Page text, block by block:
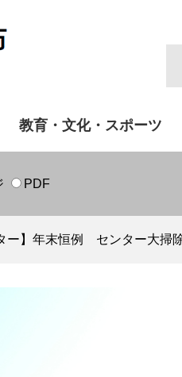
教育・文化・スポーツ
PDF
ー】年末恒例 センター大掃